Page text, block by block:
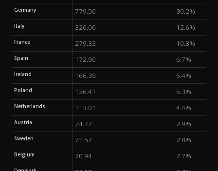
Germany 779.50 30.2%
Italy 326.06 12.6%
France 279.33 10.8%
Spain 172.90 6.7%
Ireland 166.39 6.4%
Poland 136.41 5.3%
Netherlands 113.01 4.4%
Austria 74.77 2.9%
Sweden 72.57 2.8%
Belgium 70.94 2.7%